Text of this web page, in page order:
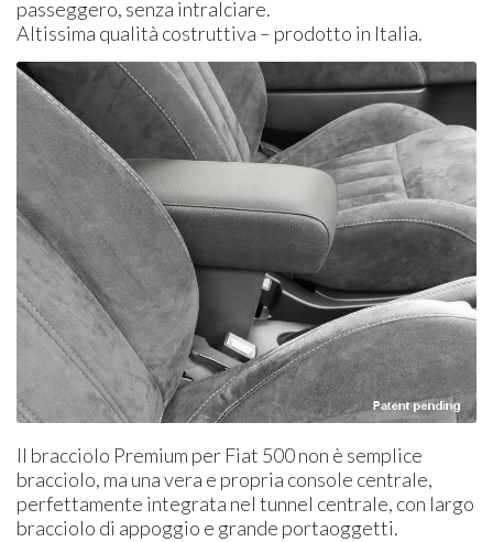
passeggero, senza intralciare.
Altissima qualità costruttiva – prodotto in Italia.
Il bracciolo Premium per Fiat 500 non è semplice
bracciolo, ma una vera e propria console centrale,
perfettamente integrata nel tunnel centrale, con largo
bracciolo di appoggio e grande portaoggetti.